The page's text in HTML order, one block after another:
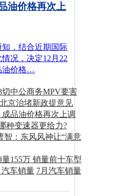
油价格再次上
，结合近期国际
况，决定12月22
油价格…
中公商务MPV要害
京治堵新政提意见
品油价格再次上调
种变速器更给力?
智：东风风神让“满意
155万 销量前十车型
汽车销量 7月汽车销量